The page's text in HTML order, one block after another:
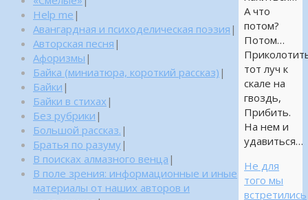
А что
потом?
Потом…
тот луч к
скале на
гвоздь,
Прибить.
На нем и
удавиться…
Не для
того мы
встретились
Help me |
Авангардная и психоделическая поэзия |
Авторская песня |
Афоризмы |
Байка (миниатюра, короткий рассказ) |
Байки |
Байки в стихах |
Без рубрики |
Большой рассказ. |
Братья по разуму|
В поисках алмазного венца |
В поле зрения: информационные и иные
материалы от наших авторов и